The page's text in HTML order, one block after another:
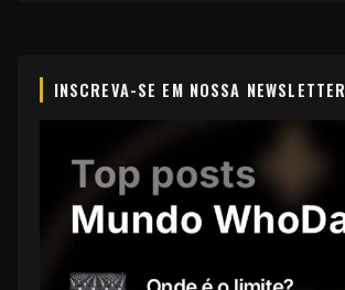
INSCREVA-SE EM NOSSA NEWSLETTER